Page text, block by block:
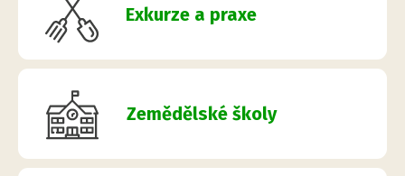
Exkurze a praxe
Zemědělské školy